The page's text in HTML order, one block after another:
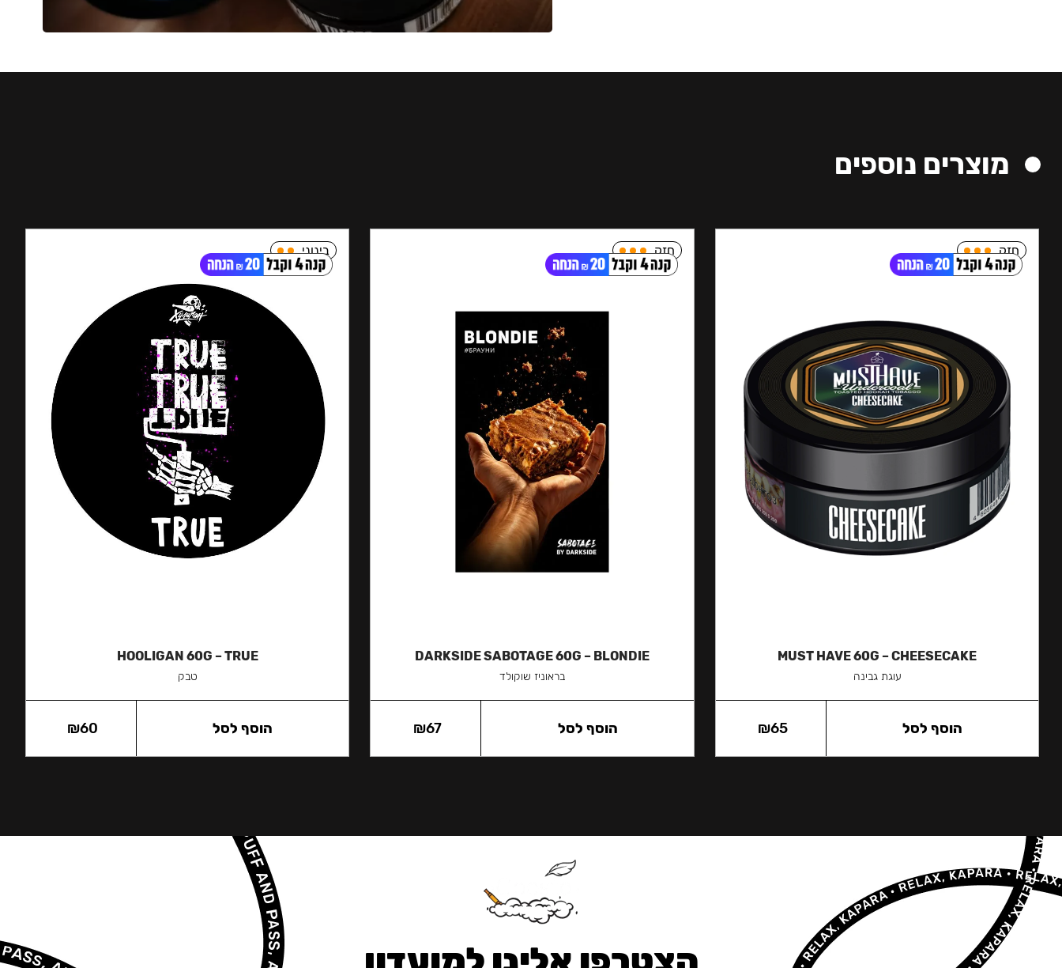
מוצרים נוספים
חזק
MUST HAVE 60G – CHEESECAKE
עוגת גבינה
₪65 הוסף לסל
חזק
DARKSIDE SABOTAGE 60G – BLONDIE
בראוניז שוקולד
₪67 הוסף לסל
בינוני
HOOLIGAN 60G – TRUE
טבק
₪60 הוסף לסל